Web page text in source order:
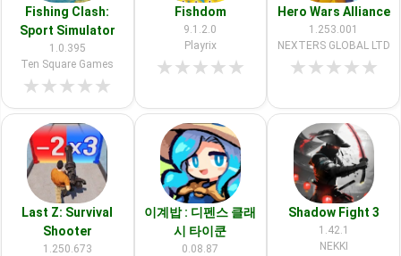
Fishing Clash:
Sport Simulator
1.0.395
Ten Square Games
★★★★★
Fishdom
9.1.2.0
Playrix
★★★★★
Hero Wars Alliance
1.253.001
NEXTERS GLOBAL LTD
★★★★★
Last Z: Survival
Shooter
1.250.673
이계밥 : 디펜스 클래
시 타이쿤
0.08.87
Shadow Fight 3
1.42.1
NEKKI